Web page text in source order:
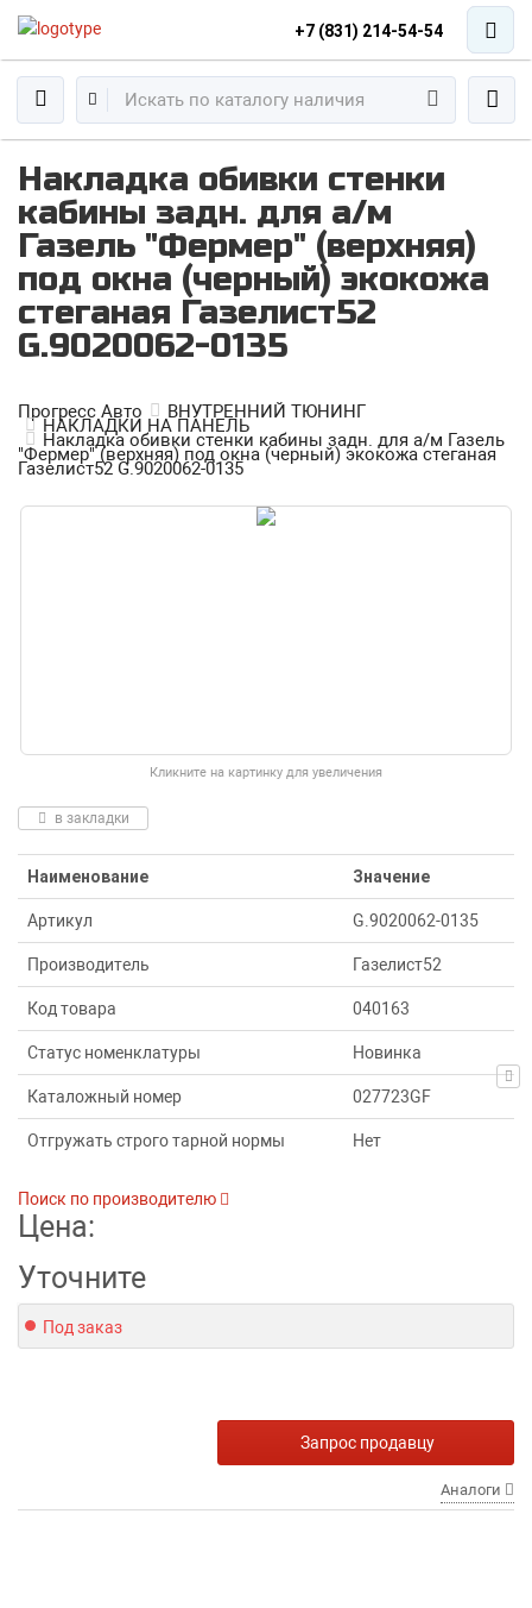
+7 (831) 214-54-54
Накладка обивки стенки
кабины задн. для а/м
Газель "Фермер" (верхняя)
под окна (черный) экокожа
стеганая Газелист52
G.9020062-0135
Прогресс Авто ВНУТРЕННИЙ ТЮНИНГ
НАКЛАДКИ НА ПАНЕЛЬ
Накладка обивки стенки кабины задн. для а/м Газель
"Фермер" (верхняя) под окна (черный) экокожа стеганая
Газелист52 G.9020062-0135
Кликните на картинку для увеличения
в закладки
Наименование Значение
Артикул G.9020062-0135
Производитель Газелист52
Код товара 040163
Статус номенклатуры Новинка
Каталожный номер 027723GF
Отгружать строго тарной нормы Нет
Поиск по производителю
Цена:
Уточните
Под заказ
Аналоги
Запрос продавцу